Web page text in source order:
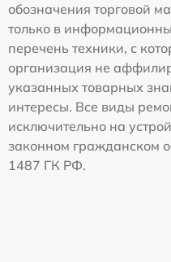
обозначения торговой
только в
перечень техники, с
организация не
указанных товарных
интересы. Все виды
исключительно на
законном гражданском
1487 ГК РФ.